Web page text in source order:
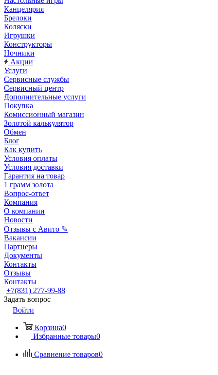
Канцелярия
Брелоки
Коляски
Игрушки
Конструкторы
Ночники
Акции
Услуги
Сервисные службы
Сервисный центр
Дополнительные услуги
Покупка
Комиссионный магазин
Золотой калькулятор
Обмен
Блог
Как купить
Условия оплаты
Условия доставки
Гарантия на товар
1 грамм золота
Вопрос-ответ
Компания
О компании
Новости
Отзывы с Авито ✎
Вакансии
Партнеры
Документы
Контакты
Отзывы
Контакты
+7(831) 277-99-88
Задать вопрос
Войти
Корзина0
Избранные товары0
Сравнение товаров0